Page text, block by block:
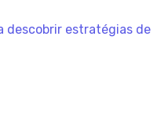
descobrir estratégias de